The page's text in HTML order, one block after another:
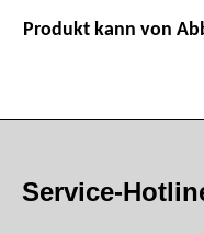
Produkt kann von
Service-